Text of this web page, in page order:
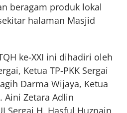
beragam produk lokal
halaman Masjid
ke-XXI ini dihadiri oleh
Ketua TP-PKK Sergai
Darma Wijaya, Ketua
Aini Zetara Adlin
Sergai H. Hasful Huznain,